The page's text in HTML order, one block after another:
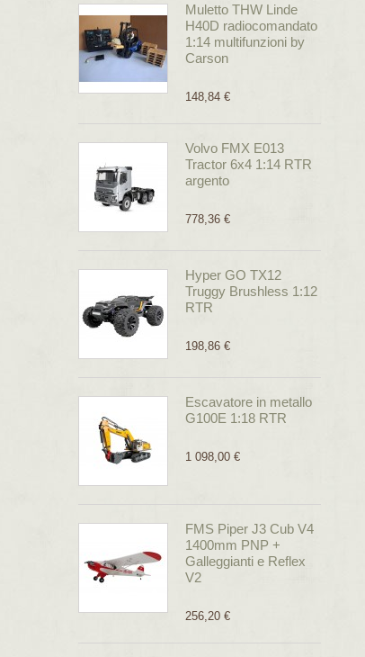
Muletto THW Linde
H40D radiocomandato
1:14 multifunzioni by
Carson
148,84 €
Volvo FMX E013
Tractor 6x4 1:14 RTR
argento
778,36 €
Hyper GO TX12
Truggy Brushless 1:12
RTR
198,86 €
Escavatore in metallo
G100E 1:18 RTR
1 098,00 €
FMS Piper J3 Cub V4
1400mm PNP +
Galleggianti e Reflex
V2
256,20 €